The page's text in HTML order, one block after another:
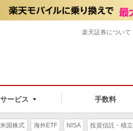
サービス 手数料
楽天証券について
米国株式 海外ETF NISA 投資信託・積立